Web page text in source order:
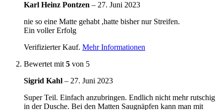
Karl Heinz Pontzen – 27. Juni 2023
nie so eine Matte gehabt ,hatte bisher nur Streifen.
Ein voller Erfolg
Verifizierter Kauf. Mehr Informationen
Bewertet mit 5 von 5
Sigrid Kahl – 27. Juni 2023
Super Teil. Einfach anzubringen. Endlich nicht mehr rutschig
in der Dusche. Bei den Matten Saugnäpfen kann man mit